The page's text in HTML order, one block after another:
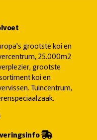
grootste koi en
25.000m2
grootste
koi en
Tuincentrum,